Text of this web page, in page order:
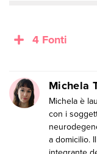
4 Fonti
Michela
Michela è
con i
a domicilio.